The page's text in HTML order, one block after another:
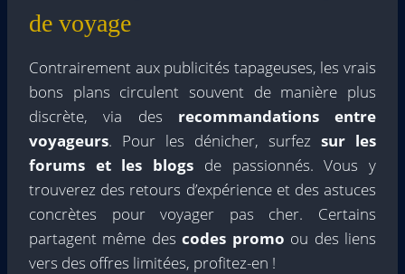
de voyage
Contrairement aux publicités tapageuses, les vrais
bons plans circulent souvent de manière plus
discrète, via des recommandations entre
voyageurs. Pour les dénicher, surfez sur les
forums et les blogs de passionnés. Vous y
trouverez des retours d’expérience et des astuces
concrètes pour voyager pas cher. Certains
partagent même descodes promo ou des liens
vers des offres limitées, profitez-en !